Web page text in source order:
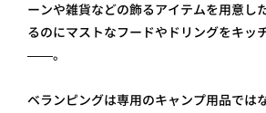
ーンや雑貨などの飾るアイテムを用意し
るのにマストなフードやドリングをキッ
——。
ベランピングは専用のキャンプ用品では